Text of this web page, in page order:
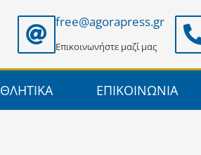
free@agorapress.gr
Επικοινωνήστε μαζί μας
ΕΠΙΚΟΙΝΩΝΙΑ